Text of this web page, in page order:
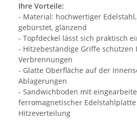
Ihre Vorteile:
- Material: hochwertiger
gebürstet, glänzend
- Topfdeckel lässt sich praktisch
- Hitzebeständige Griffe schützen
Verbrennungen
- Glatte Oberfläche auf der
Ablagerungen
- Sandwichboden mit
ferromagnetischer
Hitzeverteilung